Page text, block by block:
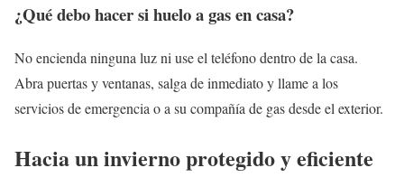
¿Qué debo hacer si huelo a gas en casa?
No encienda ninguna luz ni use el teléfono dentro de la casa.
Abra puertas y ventanas, salga de inmediato y llame a los
servicios de emergencia o a su compañía de gas desde el exterior.
Hacia un invierno protegido y eficiente